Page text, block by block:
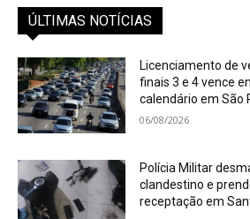
ÚLTIMAS NOTÍCIAS
Licenciamento de
finais 3 e 4 vence
calendário em São
06/08/2026
Polícia Militar
clandestino e
receptação em